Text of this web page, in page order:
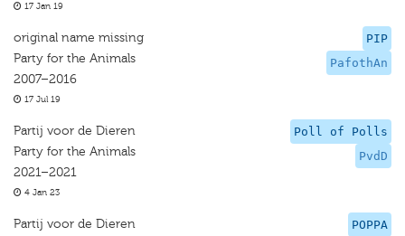
17 Jan 19
PIP
PafothAn
original name missing
Party for the Animals
2007–2016
17 Jul 19
Poll of Polls
PvdD
Partij voor de Dieren
Party for the Animals
2021–2021
4 Jan 23
POPPA
Partij voor de Dieren